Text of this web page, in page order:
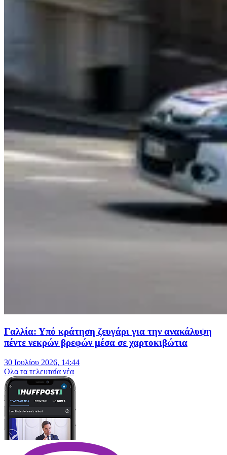
Γαλλία: Υπό κράτηση ζευγάρι για την ανακάλυψη
πέντε νεκρών βρεφών μέσα σε χαρτοκιβώτια
30 Ιουλίου 2026, 14:44
Oλα τα τελευταία νέα